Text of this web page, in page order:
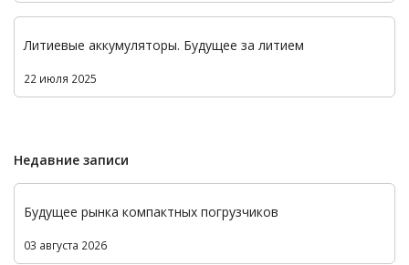
Литиевые аккумуляторы. Будущее за литием
22 июля 2025
Недавние записи
Будущее рынка компактных погрузчиков
03 августа 2026